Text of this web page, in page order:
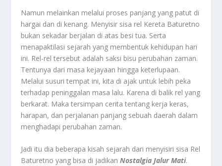
Namun melainkan melalui proses panjang yang patut di
hargai dan di kenang. Menyisir sisa rel Kereta Baturetno
bukan sekadar berjalan di atas besi tua. Serta
menapaktilasi sejarah yang membentuk kehidupan hari
ini. Rel-rel tersebut adalah saksi bisu perubahan zaman.
Tentunya dari masa kejayaan hingga keterlupaan.
Melalui susuri tempat ini, kita di ajak untuk lebih peka
terhadap peninggalan masa lalu. Karena di balik rel yang
berkarat. Maka tersimpan cerita tentang kerja keras,
harapan, dan perjalanan panjang sebuah daerah dalam
menghadapi perubahan zaman.
Jadi itu dia beberapa kisah sejarah dari menyisiri sisa Rel
Baturetno yang bisa di jadikanNostalgia Jalur Mati.